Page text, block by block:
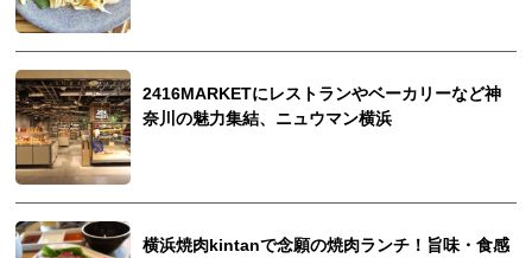
2416MARKETにレストランやベーカリーなど神
奈川の魅力集結、ニュウマン横浜
横浜焼肉kintanで念願の焼肉ランチ！旨味・食感